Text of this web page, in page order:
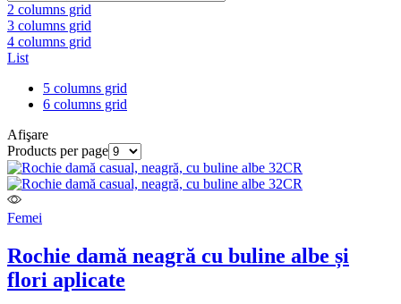
2 columns grid
3 columns grid
4 columns grid
List
5 columns grid
6 columns grid
Afişare
Products per page
Femei
Rochie damă neagră cu buline albe și
flori aplicate